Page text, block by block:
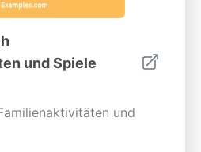
und Spiele
und